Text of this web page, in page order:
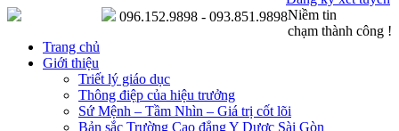
Niềm tin
chạm thành công !
096.152.9898 - 093.851.9898
Trang chủ
Giới thiệu
Triết lý giáo dục
Thông điệp của hiệu trưởng
Sứ Mệnh – Tầm Nhìn – Giá trị cốt lõi
Bản sắc Trường Cao đẳng Y Dược Sài Gòn